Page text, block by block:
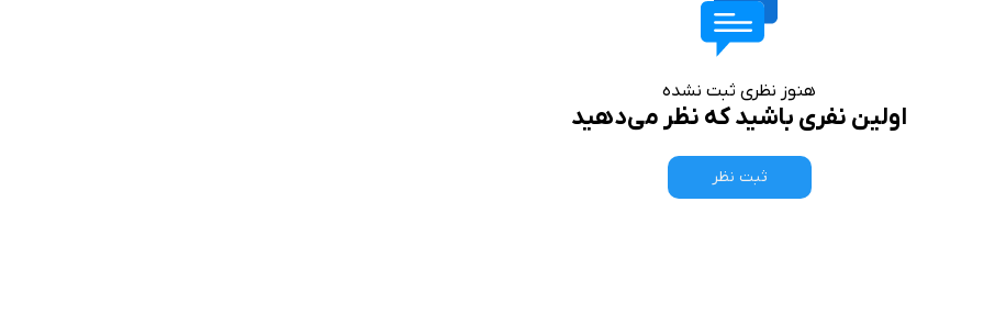
هنوز نظری ثبت نشده
اولین نفری باشید که نظر می‌دهید
ثبت نظر